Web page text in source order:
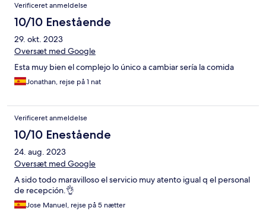
Verificeret anmeldelse
10/10 Enestående
29. okt. 2023
Oversæt med Google
Esta muy bien el complejo lo único a cambiar sería la comida
Jonathan, rejse på 1 nat
Verificeret anmeldelse
10/10 Enestående
24. aug. 2023
Oversæt med Google
A sido todo maravilloso el servicio muy atento igual q el personal
de recepción.👌
Jose Manuel, rejse på 5 nætter